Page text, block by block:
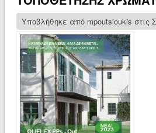
Υποβλήθηκε από mpoutsioukisστις